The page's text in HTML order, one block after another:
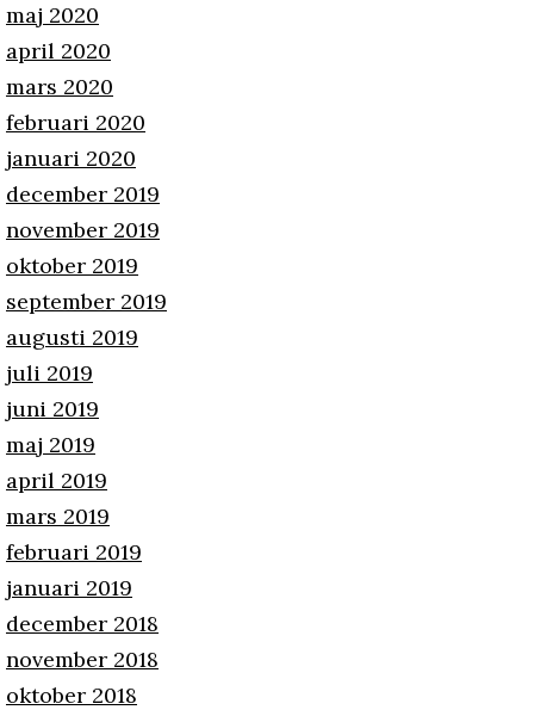
maj 2020
april 2020
mars 2020
februari 2020
januari 2020
december 2019
november 2019
oktober 2019
september 2019
augusti 2019
juli 2019
juni 2019
maj 2019
april 2019
mars 2019
februari 2019
januari 2019
december 2018
november 2018
oktober 2018